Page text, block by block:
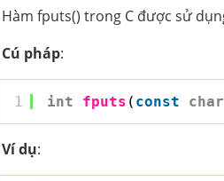
Hàm fputs() trong C được sử
Cú pháp:
1 int fputs ( const char
Ví dụ: